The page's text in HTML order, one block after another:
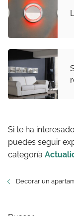
Si te ha interesado
puedes seguir
categoría
Decorar un